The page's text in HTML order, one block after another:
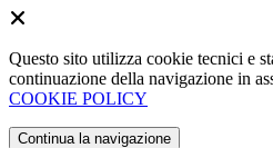
Questo sito utilizza cookie tecnici e
continuazione della navigazione in
COOKIE POLICY
Continua la navigazione